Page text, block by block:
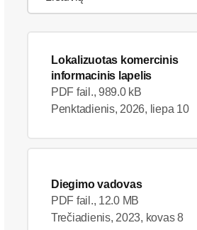
Lokalizuotas komercinis
informacinis lapelis
PDF fail., 989.0 kB
Penktadienis, 2026, liepa 10
Diegimo vadovas
PDF fail., 12.0 MB
Trečiadienis, 2023, kovas 8